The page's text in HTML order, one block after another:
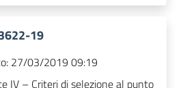
19
27/03/2019 09:19
IV – Criteri di selezione al punto